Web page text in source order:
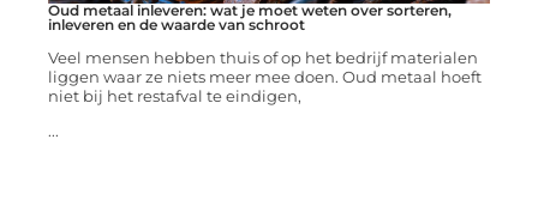
Oud metaal inleveren: wat je moet weten over sorteren,
inleveren en de waarde van schroot
Veel mensen hebben thuis of op het bedrijf materialen
liggen waar ze niets meer mee doen. Oud metaal hoeft
niet bij het restafval te eindigen,
...